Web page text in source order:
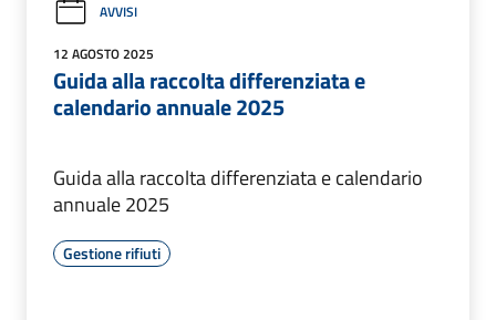
AVVISI
12 AGOSTO 2025
Guida alla raccolta differenziata e
calendario annuale 2025
Guida alla raccolta differenziata e calendario
annuale 2025
Gestione rifiuti